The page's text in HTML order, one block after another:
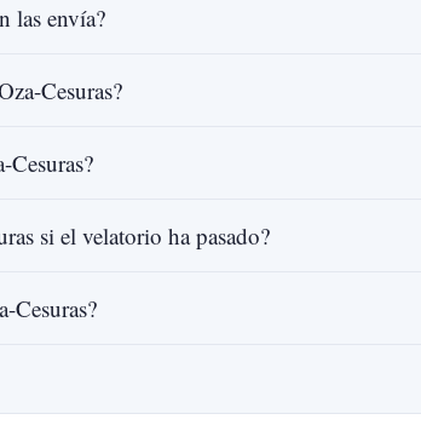
las envía?
Cesuras?
Cesuras?
si el velatorio ha pasado?
Cesuras?